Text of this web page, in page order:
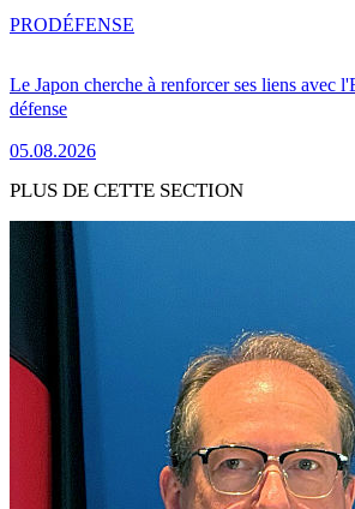
Le Japon cherche à renforcer ses liens avec
défense
05.08.2026
PRODÉFENSE
PLUS DE CETTE SECTION